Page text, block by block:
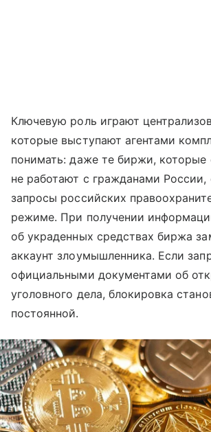
Ключевую роль играют
которые выступают агентами
понимать: даже те биржи, которые
не работают с гражданами России,
запросы российских
режиме. При получении
об украденных средствах биржа
аккаунт злоумышленника. Если
официальными документами об
уголовного дела, блокировка
постоянной.